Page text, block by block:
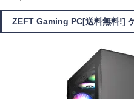
ZEFT Gaming PC[送料無料!]